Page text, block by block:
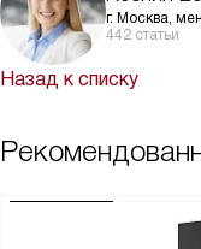
г. Москва,
442 статьи
Назад к списку